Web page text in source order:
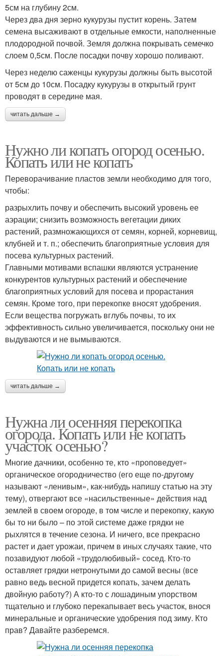
5см на глубину 2см.
Через два дня зерно кукурузы пустит корень. Затем
семена высаживают в отдельные емкости, наполненные
плодородной почвой. Земля должна покрывать семечко
слоем 0,5см. После посадки почву хорошо поливают.
Через неделю саженцы кукурузы должны быть высотой
от 5см до 10см. Посадку кукурузы в открытый грунт
проводят в середине мая.
читать дальше →
Нужно ли копать огород осенью.
Копать или не копать
Переворачивание пластов земли необходимо для того,
чтобы:
разрыхлить почву и обеспечить высокий уровень ее
аэрации; снизить возможность вегетации диких
растений, размножающихся от семян, корней, корневищ,
клубней и т. п.; обеспечить благоприятные условия для
посева культурных растений.
Главными мотивами вспашки являются устранение
конкурентов культурных растений и обеспечение
благоприятных условий для посева и прорастания
семян. Кроме того, при перекопке вносят удобрения.
Если вещества погружать вглубь почвы, то их
эффективность сильно увеличивается, поскольку они не
выдуваются и не вымываются.
читать дальше →
Нужна ли осенняя перекопка
огорода. Копать или не копать
участок осенью?
Многие дачники, особенно те, кто «проповедует»
органическое огородничество (его еще по-другому
называют «ленивым», как-нибудь напишу статью на эту
тему), отвергают все «насильственные» действия над
землей в своем огороде, в том числе и перекопку, какую
бы то ни было – по этой системе даже грядки не
рыхлятся в течение сезона. И ничего, все прекрасно
растет и дает урожаи, причем в иных случаях такие, что
позавидуют любой «трудолюбивый» сосед. Кто-то
оставляет грядки нетронутыми до самой весны (все
равно ведь весной придется копать, зачем делать
двойную работу?) А кто-то с лошадиным упорством
тщательно и глубоко перекапывает весь участок, внося
минеральные и органические удобрения под зиму. Кто
прав? Давайте разберемся.